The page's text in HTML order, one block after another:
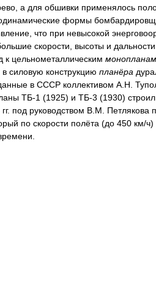
а для обшивки применялось
формы
что при невысокой
скорости, высоты и
к цельнометаллическим
силовую конструкцию планёра
в СССР коллективом А.Н.
ТБ-1 (1925) и ТБ-3 (1930)
под руководством В.М. Петлякова
по скорости полёта (до 450 км/ч)